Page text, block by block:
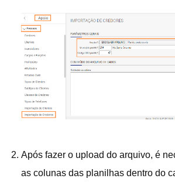
Após fazer o upload do arquivo, é
as colunas das planilhas dentro do